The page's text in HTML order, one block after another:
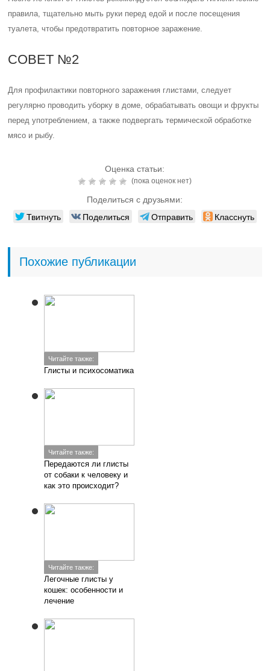
правила, тщательно мыть руки перед едой и после посещения
туалета, чтобы предотвратить повторное заражение.
СОВЕТ №2
Для профилактики повторного заражения глистами, следует
регулярно проводить уборку в доме, обрабатывать овощи и фрукты
перед употреблением, а также подвергать термической обработке
мясо и рыбу.
Оценка статьи:
(пока оценок нет)
Поделиться с друзьями:
Твитнуть Поделиться Отправить Класснуть
Похожие публикации
Читайте также:
Глисты и психосоматика
Читайте также:
Передаются ли глисты
от собаки к человеку и
как это происходит?
Читайте также:
Легочные глисты у
кошек: особенности и
лечение